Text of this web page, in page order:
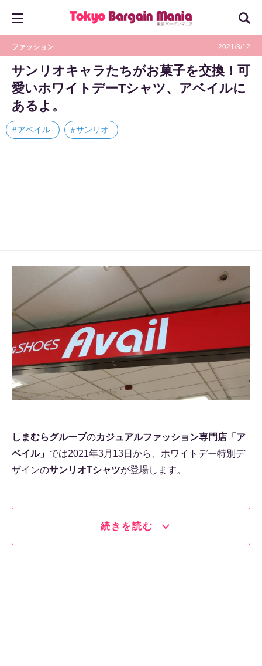
ファッション 2021/3/12
サンリオキャラたちがお菓子を交換！可
愛いホワイトデーTシャツ、アベイルに
あるよ。
アベイル サンリオ
しまむらグループのカジュアルファッション専門店「ア
ベイル」 では2021年3月13日から、ホワイトデー特別デ
ザインのサンリオTシャツが登場します。
続きを読む